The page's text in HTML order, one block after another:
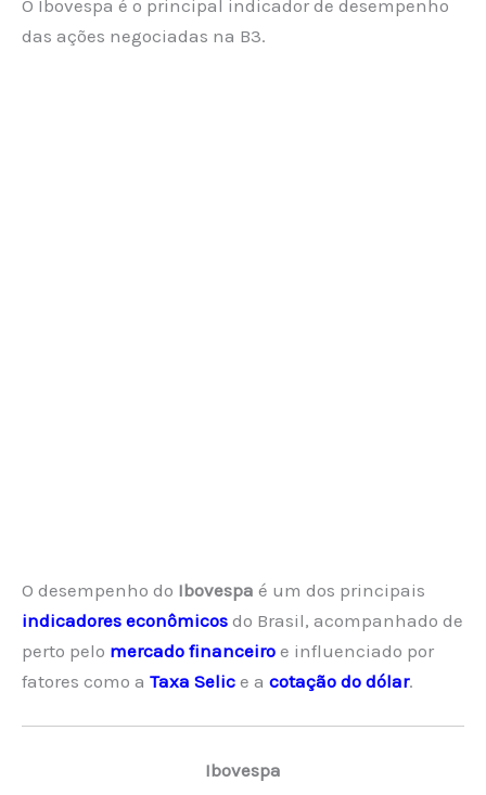
O Ibovespa é o principal indicador de desempenho
das ações negociadas na B3.
O desempenho do Ibovespa é um dos principais
indicadores econômicos do Brasil, acompanhado de
perto pelo mercado financeiro e influenciado por
fatores como a Taxa Selic e a cotação do dólar.
Ibovespa